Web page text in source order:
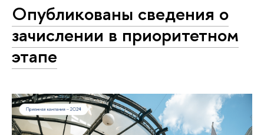
Опубликованы сведения о
зачислении в приоритетном
этапе